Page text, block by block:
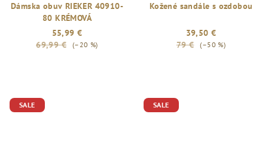
Dámska obuv RIEKER 40910-
80 KRÉMOVÁ
55,99 €
69,99 €
(–20 %)
Kožené sandále s ozdobou
39,50 €
79 €
(–50 %)
SALE SALE